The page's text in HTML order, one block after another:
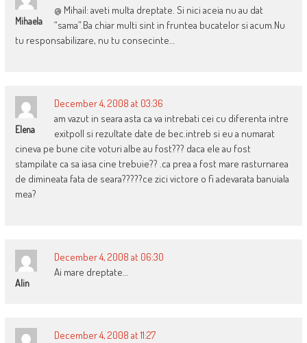
Mihaela
@ Mihail: aveti multa dreptate. Si nici aceia nu au dat
“sama”.Ba chiar multi sint in fruntea bucatelor si acum.Nu
tu responsabilizare, nu tu consecinte…
Elena
December 4, 2008 at 03:36
am vazut in seara asta ca va intrebati cei cu diferenta intre
exitpoll si rezultate date de bec.intreb si eu a numarat
cineva pe bune cite voturi albe au fost??? daca ele au fost
stampilate ca sa iasa cine trebuie?? .ca prea a fost mare rasturnarea
de dimineata fata de seara?????ce zici victore o fi adevarata banuiala
mea?
Alin
December 4, 2008 at 06:30
Ai mare dreptate…
December 4, 2008 at 11:27